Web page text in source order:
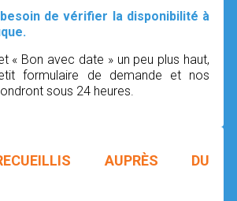
de vérifier la disponibilité à
« Bon avec date » un peu plus haut,
formulaire de demande et nos
sous 24 heures.
AUPRÈS DU